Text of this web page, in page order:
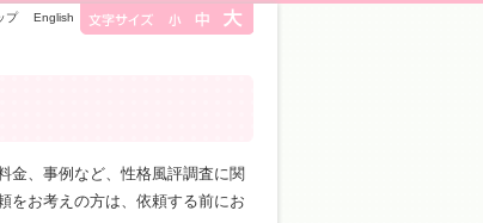
金、事例など、性格風評調査に関
をお考えの方は、依頼する前にお
プ English